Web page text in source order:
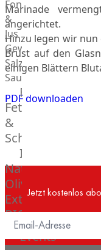
Fonds
&
Jus
Gewürze
Salz
Saucen
Butter,
Fett
&
Schmalz
ItalianBar
Natives
Olivenöl
Extra
BIO
Veggie
Hardware
Events
Marinade
angerichtet.
Hinzu legen wir
Brust auf den
einigen Blättern
PDF downloaden
Jetzt kostenlos